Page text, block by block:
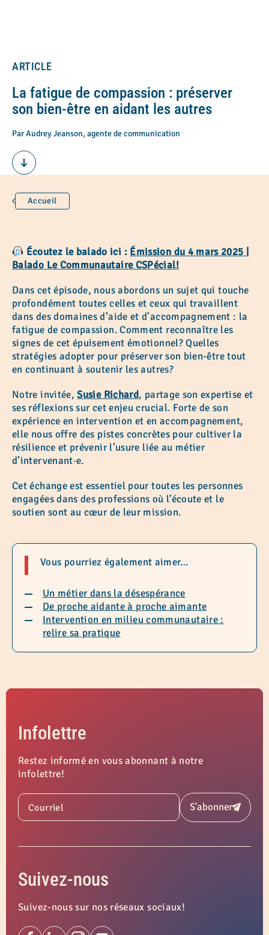
ARTICLE
La fatigue de compassion : préserver
son bien-être en aidant les autres
Par Audrey Jeanson, agente de communication
Accueil
Écoutez le balado ici : Émission du 4 mars 2025 |
Balado Le Communautaire CSPécial!
Dans cet épisode, nous abordons un sujet qui touche
profondément toutes celles et ceux qui travaillent
dans des domaines d’aide et d’accompagnement : la
fatigue de compassion. Comment reconnaître les
signes de cet épuisement émotionnel? Quelles
stratégies adopter pour préserver son bien-être tout
en continuant à soutenir les autres?
Notre invitée,Susie Richard, partage son expertise et
ses réflexions sur cet enjeu crucial. Forte de son
expérience en intervention et en accompagnement,
elle nous offre des pistes concrètes pour cultiver la
résilience et prévenir l’usure liée au métier
d’intervenant·e.
Cet échange est essentiel pour toutes les personnes
engagées dans des professions où l’écoute et le
soutien sont au cœur de leur mission.
Vous pourriez également aimer…
Un métier dans la désespérance
De proche aidante à proche aimante
Intervention en milieu communautaire :
relire sa pratique
Infolettre
Restez informé en vous abonnant à notre
infolettre!
Courriel S'abonnerSoumettre
Suivez-nous
Suivez-nous sur nos réseaux sociaux!